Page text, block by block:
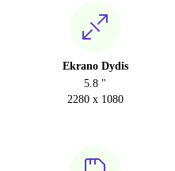
Ekrano Dydis
5.8 "
2280 x 1080